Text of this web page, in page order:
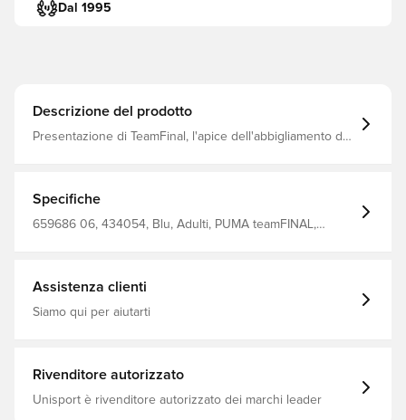
Dal 1995
Descrizione del prodotto
Presentazione di TeamFinal, l'apice dell'abbigliamento da
cura per garantire che i giocatori possano dare il meglio
di sé, indipendentemente dall'intensità della partita.
Specifiche
659686 06, 434054, Blu, Adulti, PUMA teamFINAL,
Assistenza clienti
Siamo qui per aiutarti
Rivenditore autorizzato
Unisport è rivenditore autorizzato dei marchi leader